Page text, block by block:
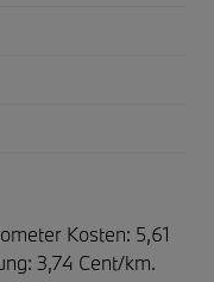
Kosten: 5,61
3,74 Cent/km.